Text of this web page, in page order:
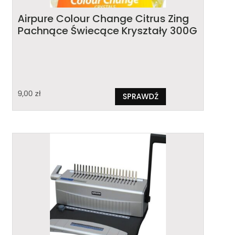
Airpure Colour Change Citrus Zing
Pachnące Świecące Kryształy 300G
9,00 zł SPRAWDŹ